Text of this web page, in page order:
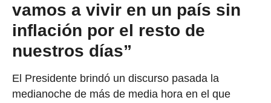
vamos a vivir en un país sin
inflación por el resto de
nuestros días”
El Presidente brindó un discurso pasada la
medianoche de más de media hora en el que